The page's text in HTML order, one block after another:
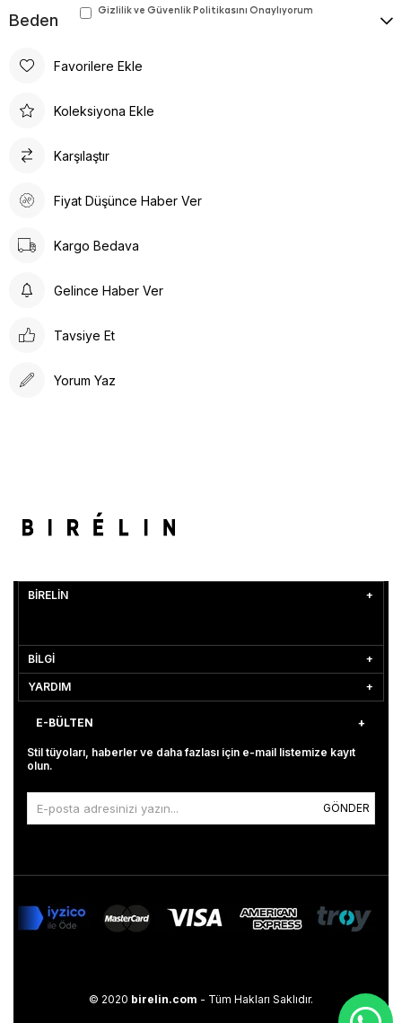
Beden Kılavuzu
Favorilere Ekle
Koleksiyona Ekle
Karşılaştır
Fiyat Düşünce Haber Ver
Kargo Bedava
Gelince Haber Ver
Tavsiye Et
Yorum Yaz
BİRELİN
BİLGİ
YARDIM
E-BÜLTEN
Stil tüyoları, haberler ve daha fazlası için e-mail listemize kayıt
olun.
GÖNDER
© 2020 birelin.com - Tüm Hakları Saklıdır.